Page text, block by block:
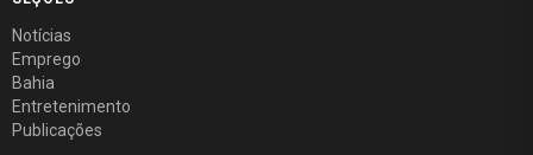
Notícias
Emprego
Bahia
Entretenimento
Publicações